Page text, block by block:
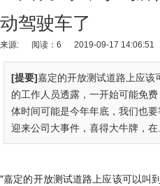
动驾驶车了
来源: 阅读：6 2019-09-17 14:06:51
[提要]嘉定的开放测试道路上应该
的工作人员透露，一开始可能免
体时间可能是今年年底，我们也
迎来公司大事件，喜得大牛牌，在...
"嘉定的开放测试道路上应该可以叫